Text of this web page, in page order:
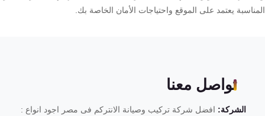
يعتمد على الموقع واحتياجات الأمان الخاصة بك.
تواصل معنا
الشركة:افضل شركة تركيب وصيانة الانتركم فى مصر اجود انواع :